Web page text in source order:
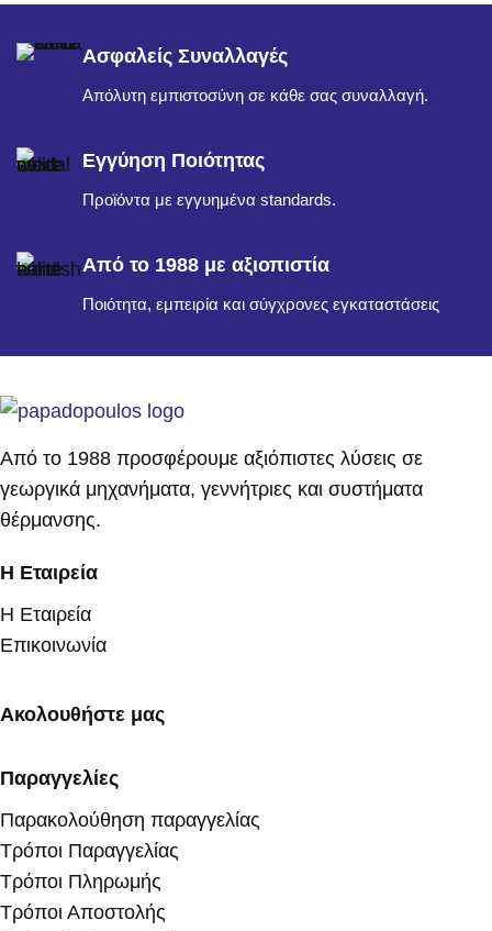
Ασφαλείς Συναλλαγές
Απόλυτη εμπιστοσύνη σε κάθε σας συναλλαγή.
Εγγύηση Ποιότητας
Προϊόντα με εγγυημένα standards.
Από το 1988 με αξιοπιστία
Ποιότητα, εμπειρία και σύγχρονες εγκαταστάσεις
Από το 1988 προσφέρουμε αξιόπιστες λύσεις σε
γεωργικά μηχανήματα, γεννήτριες και συστήματα
θέρμανσης.
Η Εταιρεία
Η Εταιρεία
Επικοινωνία
Ακολουθήστε μας
Παραγγελίες
Παρακολούθηση παραγγελίας
Τρόποι Παραγγελίας
Τρόποι Πληρωμής
Τρόποι Αποστολής